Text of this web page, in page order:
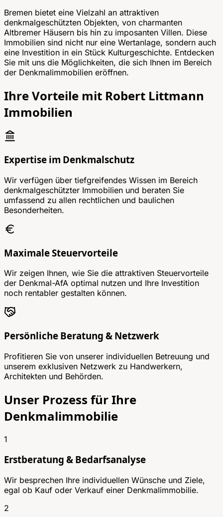
Bremen bietet eine Vielzahl an attraktiven
denkmalgeschützten Objekten, von charmanten
Altbremer Häusern bis hin zu imposanten Villen. Diese
Immobilien sind nicht nur eine Wertanlage, sondern auch
eine Investition in ein Stück Kulturgeschichte. Entdecken
Sie mit uns die Möglichkeiten, die sich Ihnen im Bereich
der Denkmalimmobilien eröffnen.
Ihre Vorteile mit Robert Littmann
Immobilien
Expertise im Denkmalschutz
Wir verfügen über tiefgreifendes Wissen im Bereich
denkmalgeschützter Immobilien und beraten Sie
umfassend zu allen rechtlichen und baulichen
Besonderheiten.
Maximale Steuervorteile
Wir zeigen Ihnen, wie Sie die attraktiven Steuervorteile
der Denkmal-AfA optimal nutzen und Ihre Investition
noch rentabler gestalten können.
Persönliche Beratung & Netzwerk
Profitieren Sie von unserer individuellen Betreuung und
unserem exklusiven Netzwerk zu Handwerkern,
Architekten und Behörden.
Unser Prozess für Ihre
Denkmalimmobilie
1
Erstberatung & Bedarfsanalyse
Wir besprechen Ihre individuellen Wünsche und Ziele,
egal ob Kauf oder Verkauf einer Denkmalimmobilie.
2